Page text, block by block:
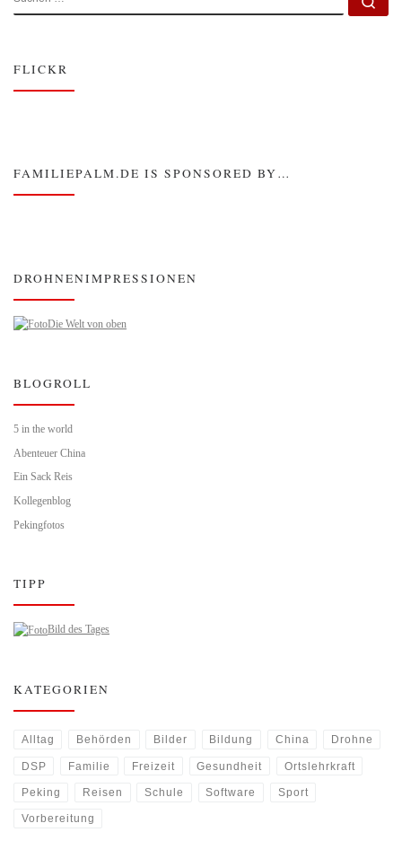
FLICKR
FAMILIEPALM.DE IS SPONSORED BY…
DROHNENIMPRESSIONEN
Die Welt von oben
BLOGROLL
5 in the world
Abenteuer China
Ein Sack Reis
Kollegenblog
Pekingfotos
TIPP
Bild des Tages
KATEGORIEN
Alltag Behörden Bilder Bildung China Drohne
DSP Familie Freizeit Gesundheit Ortslehrkraft
Peking Reisen Schule Software Sport
Vorbereitung